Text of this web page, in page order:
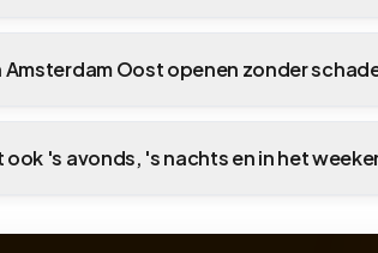
Amsterdam Oost openen zonder
ook 's avonds, 's nachts en in het